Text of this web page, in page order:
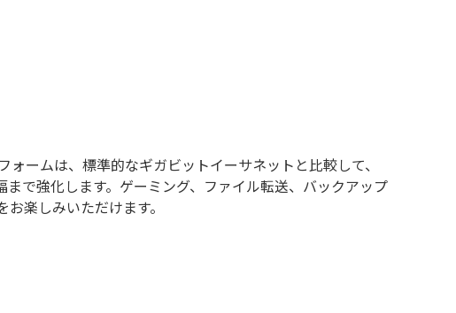
ームは、標準的なギガビットイーサネットと比較して、
で強化します。ゲーミング、ファイル転送、バックアップ
楽しみいただけます。